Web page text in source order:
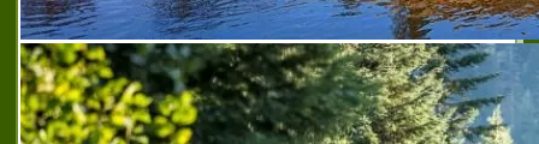
българска спедиторска компания габрово,българска
спедиторска компания габрово
временен склад и
свободно складиране габрово,за въздушен карго
превоз габрово,комплексни транспортни превози
габрово,комплексни транспортни услуги габрово,
косвено митническо представителство габрово,
ним транс,ним транс еоод,ним транс еоод габрово,